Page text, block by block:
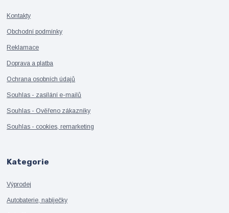
Kontakty
Obchodní podmínky
Reklamace
Doprava a platba
Ochrana osobních údajů
Souhlas - zasílání e-mailů
Souhlas - Ověřeno zákazníky
Souhlas - cookies, remarketing
Kategorie
Výprodej
Autobaterie, nabíječky